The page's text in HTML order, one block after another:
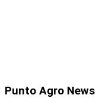
Punto Agro News